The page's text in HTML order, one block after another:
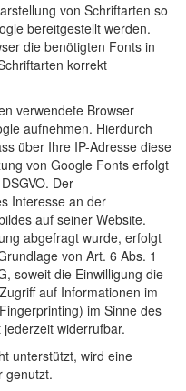
von Schriftarten so
bereitgestellt werden.
die benötigten Fonts in
korrekt
verwendete Browser
aufnehmen. Hierdurch
über Ihre IP-Adresse diese
von Google Fonts erfolgt
Der
Interesse an der
auf seiner Website.
abgefragt wurde, erfolgt
von Art. 6 Abs. 1
soweit die Einwilligung die
auf Informationen im
im Sinne des
widerrufbar.
unterstützt, wird eine
genutzt.